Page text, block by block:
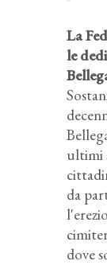
La
le
ultimi
da
dove